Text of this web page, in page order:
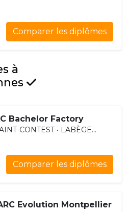
Comparer les diplômes
à
Bachelor Factory
CONTEST • LABÈGE...
Comparer les diplômes
Evolution Montpellier